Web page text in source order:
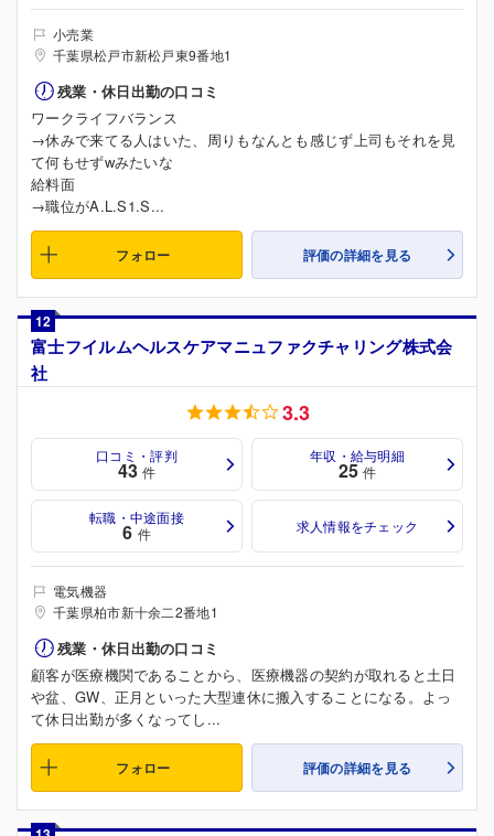
小売業
千葉県松戸市新松戸東9番地1
残業・休日出勤の口コミ
ワークライフバランス
→休みで来てる人はいた、周りもなんとも感じず上司もそれを見
て何もせずwみたいな
給料面
→職位がA.L.S1.S...
フォロー 評価の詳細を見る
12
富士フイルムヘルスケアマニュファクチャリング株式会
社
3.3
口コミ・評判
43 件
年収・給与明細
25 件
転職・中途面接
6 件 求人情報をチェック
電気機器
千葉県柏市新十余二2番地1
残業・休日出勤の口コミ
顧客が医療機関であることから、医療機器の契約が取れると土日
や盆、GW、正月といった大型連休に搬入することになる。よっ
て休日出勤が多くなってし...
フォロー 評価の詳細を見る